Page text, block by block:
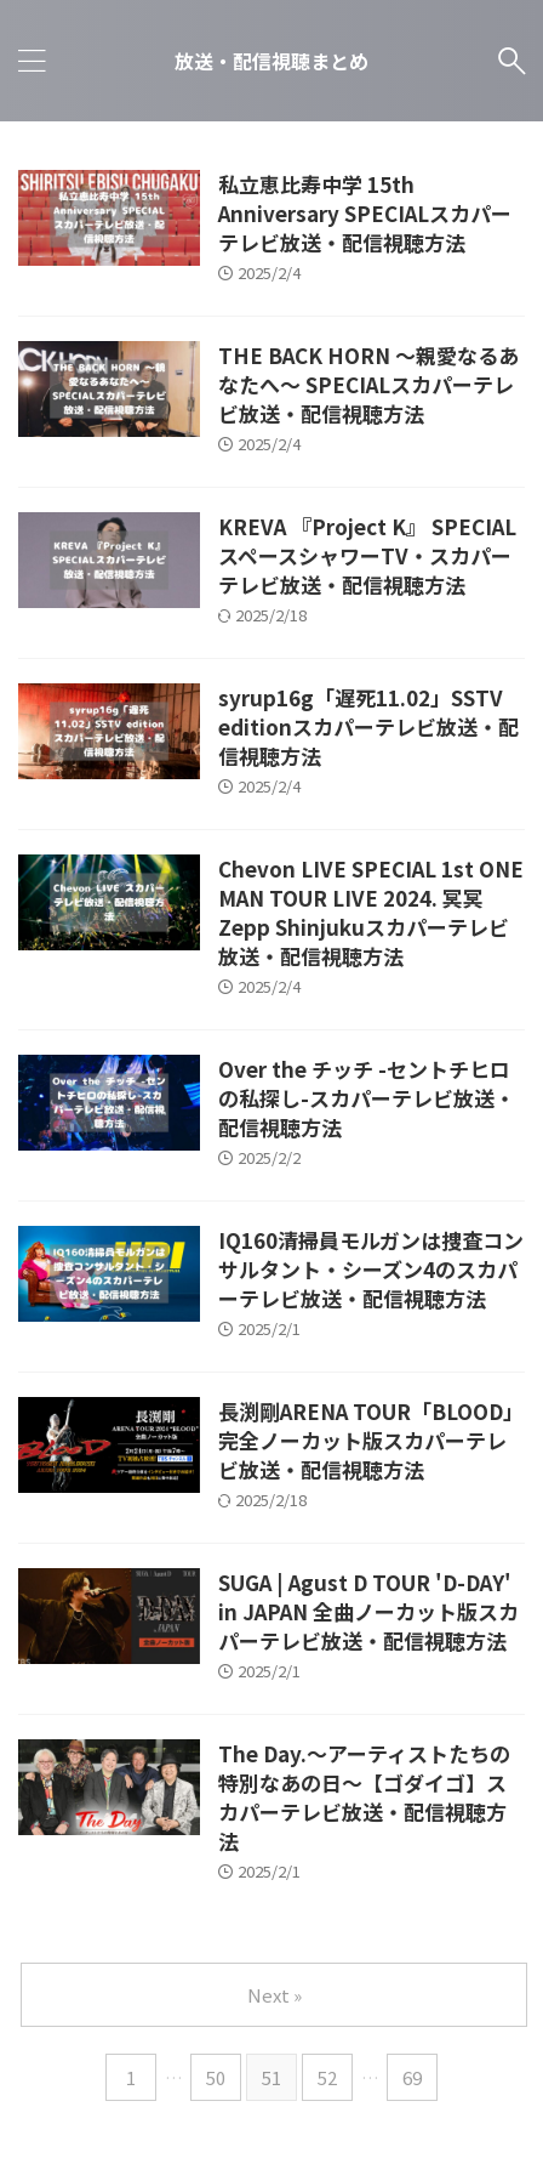
放送・配信視聴まとめ
私立恵比寿中学 15th
Anniversary SPECIALスカパー
テレビ放送・配信視聴方法
2025/2/4
THE BACK HORN ～親愛なるあ
なたへ～ SPECIALスカパーテレ
ビ放送・配信視聴方法
2025/2/4
KREVA 『Project K』 SPECIAL
スペースシャワーTV・スカパー
テレビ放送・配信視聴方法
2025/2/18
syrup16g「遅死11.02」SSTV
editionスカパーテレビ放送・配
信視聴方法
2025/2/4
Chevon LIVE SPECIAL 1st ONE
MAN TOUR LIVE 2024. 冥冥
Zepp Shinjukuスカパーテレビ
放送・配信視聴方法
2025/2/4
Over the チッチ -セントチヒロ
の私探し-スカパーテレビ放送・
配信視聴方法
2025/2/2
IQ160清掃員モルガンは捜査コン
サルタント・シーズン4のスカパ
ーテレビ放送・配信視聴方法
2025/2/1
長渕剛ARENA TOUR「BLOOD」
完全ノーカット版スカパーテレ
ビ放送・配信視聴方法
2025/2/18
SUGA | Agust D TOUR 'D-DAY'
in JAPAN 全曲ノーカット版スカ
パーテレビ放送・配信視聴方法
2025/2/1
The Day.～アーティストたちの
特別なあの日～【ゴダイゴ】ス
カパーテレビ放送・配信視聴方
法
2025/2/1
1 … 50 51 52 … 69
Next »